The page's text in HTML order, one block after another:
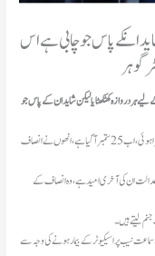
انکے پاس جو چابی ہے اس
گوہر
ہر دروازہ کھٹکھٹایا لیکن شاید ان کے پاس جو
جیو نیوز سے گفتگو کرتے ہوئے بیرسٹر گوہر کا کہنا تھا بانی پی ٹی آئی کو 17 جنوری کو سزا ہوئی، اب 25 ستمبر آگیا ہے، انھوں نے انصاف
عدالت ان کی آخری امید ہے، وہ انصاف کے
لیتے ہیں۔
بشریٰ بی بی کے خلاف 190 ملین پاؤنڈ کیس کی سماعت نیب پراسیکیوٹر کے بیمار ہونے کی وجہ سے